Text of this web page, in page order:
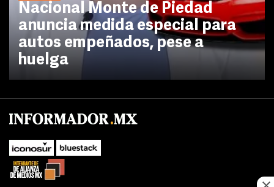
Nacional Monte de Piedad
anuncia medida especial para
autos empeñados, pese a
huelga